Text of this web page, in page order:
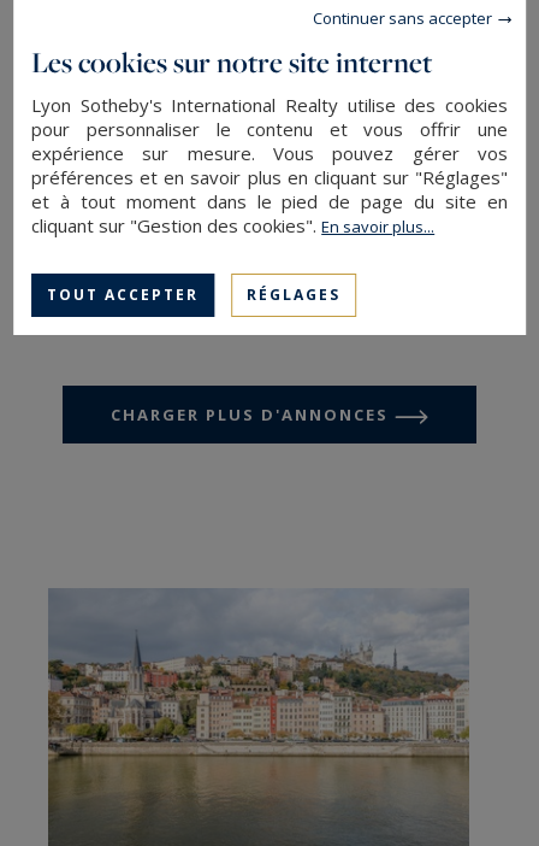
Lyon 6
2 500 000 €
CHARGER PLUS D'ANNONCES
Les cookies sur notre site internet
Lyon Sotheby's International Realty utilise des cookies
pour personnaliser le contenu et vous offrir une
expérience sur mesure. Vous pouvez gérer vos
préférences et en savoir plus en cliquant sur "Réglages"
et à tout moment dans le pied de page du site en
cliquant sur "Gestion des cookies".En savoir plus...
TOUT ACCEPTER RÉGLAGES
Continuer sans accepter